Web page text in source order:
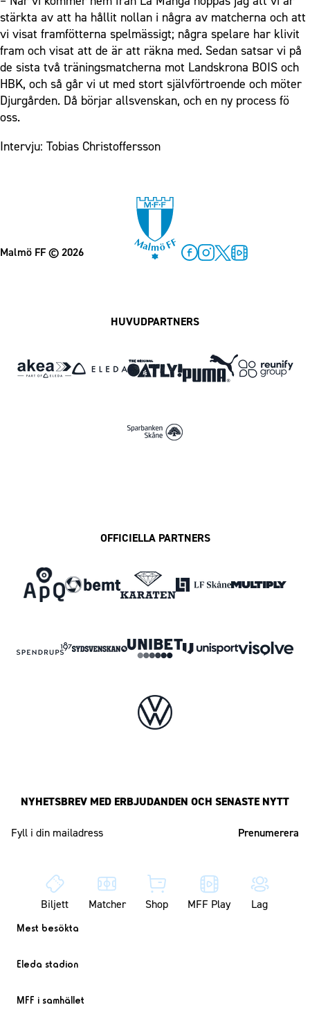
stärkta av att ha hållit nollan i några av matcherna och att
vi visat framfötterna spelmässigt; några spelare har klivit
fram och visat att de är att räkna med. Sedan satsar vi på
de sista två träningsmatcherna mot Landskrona BOIS och
HBK, och så går vi ut med stort självförtroende och möter
Djurgården. Då börjar allsvenskan, och en ny process fö
oss.
Intervju: Tobias Christoffersson
Malmö FF© 2026
HUVUDPARTNERS
OFFICIELLA PARTNERS
NYHETSBREV MED ERBJUDANDEN OCH SENASTE NYTT
Biljett Matcher Shop MFF Play Lag
Mest besökta
Eleda stadion
MFF i samhället